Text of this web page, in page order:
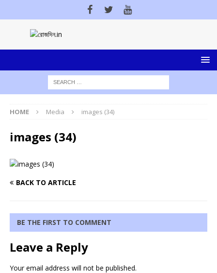
HOME Media images (34)
images (34)
BACK TO ARTICLE
BE THE FIRST TO COMMENT
Leave a Reply
Your email address will not be published.